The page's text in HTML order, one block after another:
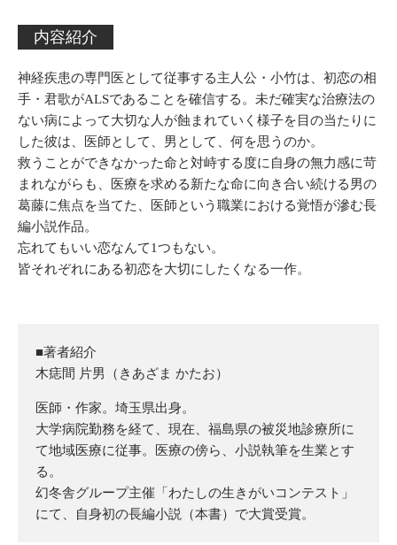
内容紹介
神経疾患の専門医として従事する主人公・小竹は、初恋の相
手・君歌がALSであることを確信する。未だ確実な治療法の
ない病によって大切な人が蝕まれていく様子を目の当たりに
した彼は、医師として、男として、何を思うのか。
救うことができなかった命と対峙する度に自身の無力感に苛
まれながらも、医療を求める新たな命に向き合い続ける男の
葛藤に焦点を当てた、医師という職業における覚悟が滲む長
編小説作品。
忘れてもいい恋なんて1つもない。
皆それぞれにある初恋を大切にしたくなる一作。
■著者紹介
木痣間 片男（ きあざま かたお）
医師・作家。埼玉県出身。
大学病院勤務を経て、現在、福島県の被災地診療所に
て地域医療に従事。医療の傍ら、小説執筆を生業とす
る。
幻冬舎グループ主催「わたしの生きがいコンテスト」
にて、自身初の長編小説（本書）で大賞受賞。